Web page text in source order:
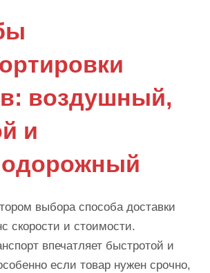
воздушный,
и
выбора способа доставки
скорости и стоимости.
впечатляет быстротой и
если товар нужен срочно,